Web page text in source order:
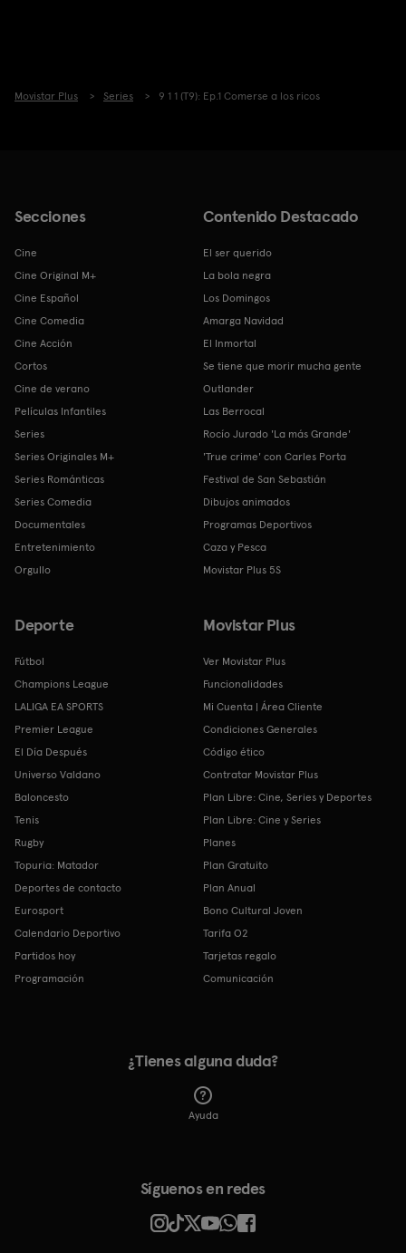
Movistar Plus Series 9 1 1 (T9): Ep.1 Comerse a los ricos
Secciones
Cine
Cine Original M+
Cine Español
Cine Comedia
Cine Acción
Cortos
Cine de verano
Películas Infantiles
Series
Series Originales M+
Series Románticas
Series Comedia
Documentales
Entretenimiento
Orgullo
Contenido Destacado
El ser querido
La bola negra
Los Domingos
Amarga Navidad
El Inmortal
Se tiene que morir mucha gente
Outlander
Las Berrocal
Rocío Jurado 'La más Grande'
'True crime' con Carles Porta
Festival de San Sebastián
Dibujos animados
Programas Deportivos
Caza y Pesca
Movistar Plus 5S
Deporte
Fútbol
Champions League
LALIGA EA SPORTS
Premier League
El Día Después
Universo Valdano
Baloncesto
Tenis
Rugby
Topuria: Matador
Deportes de contacto
Eurosport
Calendario Deportivo
Partidos hoy
Programación
Movistar Plus
Ver Movistar Plus
Funcionalidades
Mi Cuenta | Área Cliente
Condiciones Generales
Código ético
Contratar Movistar Plus
Plan Libre: Cine, Series y Deportes
Plan Libre: Cine y Series
Planes
Plan Gratuito
Plan Anual
Bono Cultural Joven
Tarifa O2
Tarjetas regalo
Comunicación
¿Tienes alguna duda?
Ayuda
Síguenos en redes